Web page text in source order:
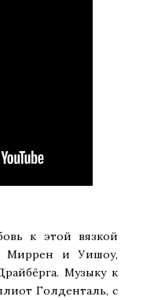
к этой вязкой
Миррен и Уишоу,
Музыку к
Голденталь, с